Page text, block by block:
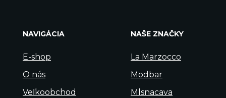
NAVIGÁCIA
E-shop
O nás
Veľkoobchod
NAŠE ZNAČKY
La Marzocco
Modbar
Mlsnacava